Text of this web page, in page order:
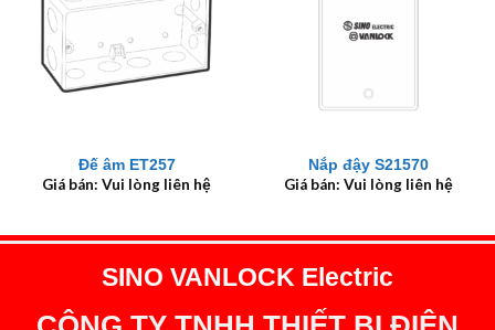
Đế âm ET257
Giá bán: Vui lòng liên hệ
Nắp đậy S21570
Giá bán: Vui lòng liên hệ
SINO VANLOCK Electric